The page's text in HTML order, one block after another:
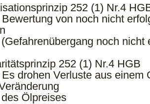
einer Maschine vor
folgen im
Zugang
wird nicht im
neuen
erfasst
252 (1) Nr.4
Geschäftsjahr
252 (1) Nr.4
von noch nicht
noch nicht
252 (1) Nr.4 HGB
Verluste aus einem
Ölpreises